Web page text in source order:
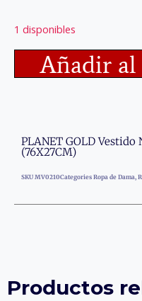
1 disponibles
Añadir
PLANET GOLD
(76X27CM)
SKU MV0210Categories Ropa de Dama,
Productos